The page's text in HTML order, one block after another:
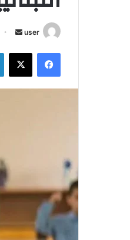
user
أرسل
فيسبوك ‫X